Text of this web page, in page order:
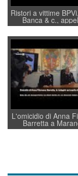
Ristori a vittime
Banca & c.,
sottosegretario
Villarosa: per
convochi con Di
a supporto della
regia al Mef
L'omicidio di Anna
Barretta a
indagini dei
quelle di...